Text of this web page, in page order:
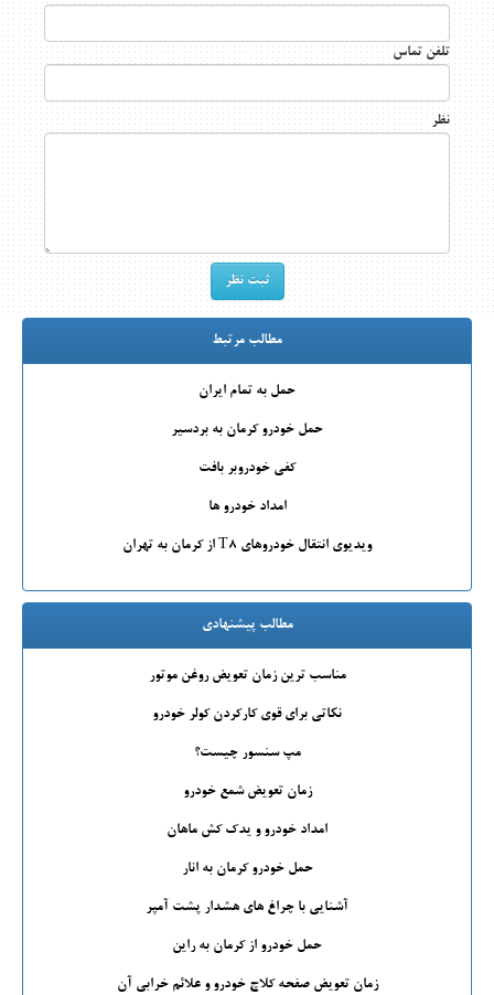
تلفن تماس
نظر
مطالب مرتبط
حمل به تمام ایران
حمل خودرو کرمان به بردسیر
کفی خودروبر بافت
امداد خودرو ها
ویدیوی انتقال خودروهای T8 از کرمان به تهران
مطالب پیشنهادی
مناسب ترین زمان تعویض روغن موتور
نکاتی برای قوی کارکردن کولر خودرو
مپ سنسور چیست؟
زمان تعویض شمع خودرو
امداد خودرو و یدک کش ماهان
حمل خودرو کرمان به انار
آشنایی با چراغ های هشدار پشت آمپر
حمل خودرو از کرمان به راین
زمان تعویض صفحه کلاچ خودرو و علائم خرابی آن